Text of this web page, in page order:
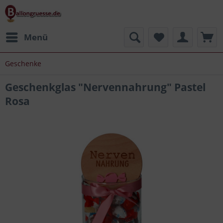
Menü
Geschenke
Geschenkglas "Nervennahrung" Pastel
Rosa